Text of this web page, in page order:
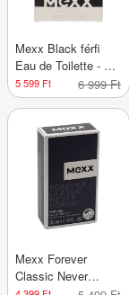
Mexx Black férfi
Eau de Toilette - 50
ml
5 599 Ft 6 999 Ft
Mexx Forever
Classic Never